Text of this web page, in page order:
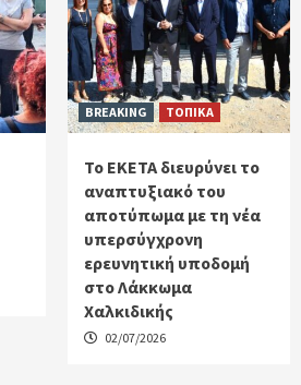
BREAKING ΤΟΠΙΚΑ
Το ΕΚΕΤΑ διευρύνει το
αναπτυξιακό του
αποτύπωμα με τη νέα
υπερσύγχρονη
ερευνητική υποδομή
στο Λάκκωμα
Χαλκιδικής
02/07/2026